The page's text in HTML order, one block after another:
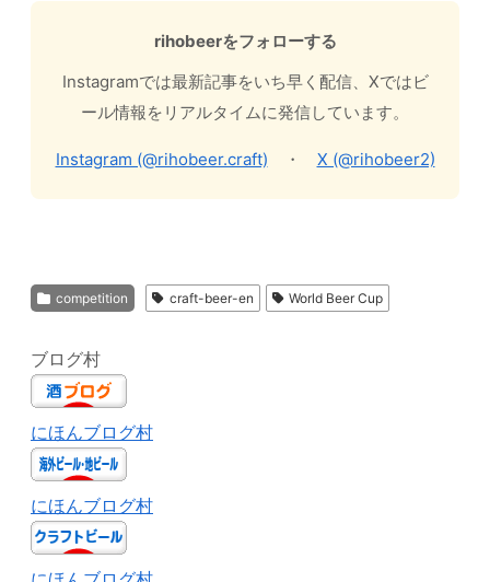
rihobeerをフォローする
Instagramでは最新記事をいち早く配信、Xではビ
ール情報をリアルタイムに発信しています。
Instagram (@rihobeer.craft) ・ X (@rihobeer2)
competition craft-beer-en World Beer Cup
ブログ村
にほんブログ村
にほんブログ村